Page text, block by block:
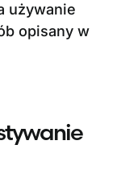
używanie
opisany w